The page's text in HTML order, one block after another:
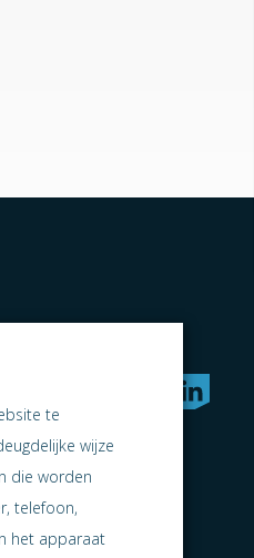
te
wijze
die worden
telefoon,
het apparaat